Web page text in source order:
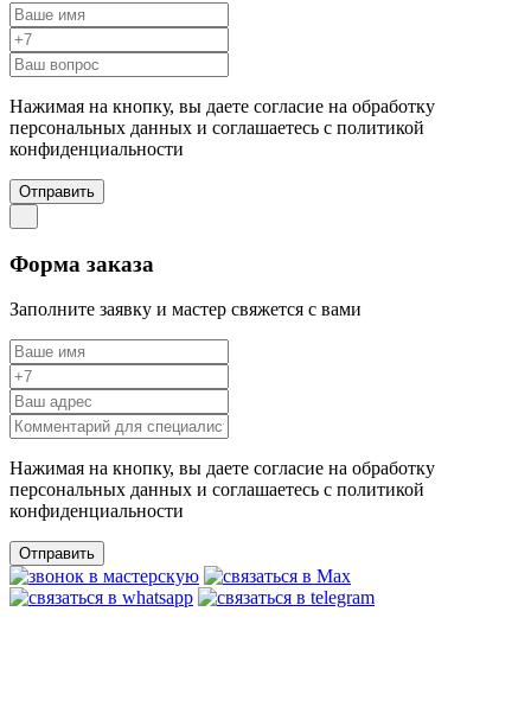
Нажимая на кнопку, вы даете согласие на обработку
персональных данных и соглашаетесь c политикой
конфиденциальности
Отправить
Форма заказа
Заполните заявку и мастер свяжется с вами
Нажимая на кнопку, вы даете согласие на обработку
персональных данных и соглашаетесь c политикой
конфиденциальности
Отправить